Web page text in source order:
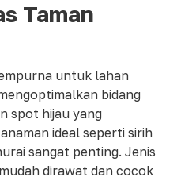
Taman
untuk lahan
bidang
spot hijau yang
ideal seperti sirih
sangat penting. Jenis
dirawat dan cocok